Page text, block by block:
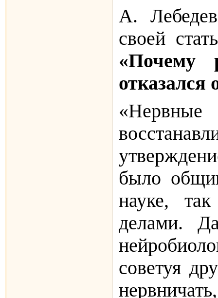
А.
своей
«Почему
отказался
было
науке,
делами.
советуя